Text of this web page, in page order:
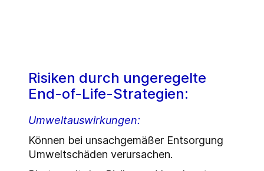
Risiken durch ungeregelte
End-of-Life-Strategien:
Umweltauswirkungen:
Können bei unsachgemäßer Entsorgung
Umweltschäden verursachen.